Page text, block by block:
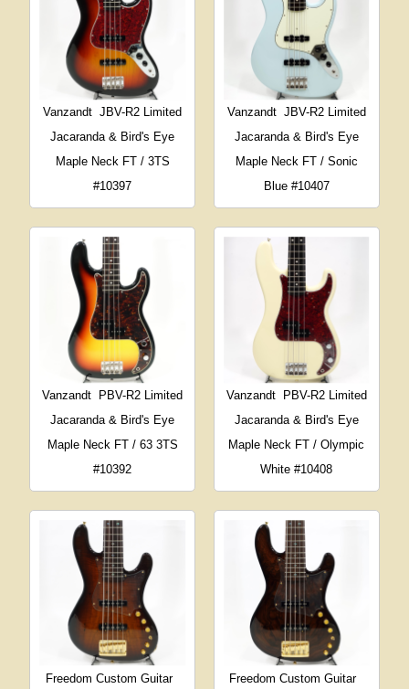
Vanzandt JBV-R2 Limited
Jacaranda & Bird's Eye
Maple Neck FT / 3TS
#10397
Vanzandt JBV-R2 Limited
Jacaranda & Bird's Eye
Maple Neck FT / Sonic
Blue #10407
Vanzandt
PBV-R2 Limited
Jacaranda & Bird's Eye
Maple Neck FT / 63 3TS
#10392
Vanzandt
PBV-R2 Limited
Jacaranda & Bird's Eye
Maple Neck FT / Olympic
White #10408
Freedom Custom Guitar
Freedom Custom Guitar